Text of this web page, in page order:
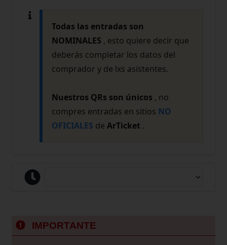
Todas las entradas son
NOMINALES , esto quiere decir que
deberás completar los datos del
comprador y de lxs asistentes.
Nuestros QRs son únicos , no
compres entradas en sitios NO
OFICIALES de ArTicket .
IMPORTANTE